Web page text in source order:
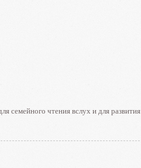
семейного чтения вслух и для развития